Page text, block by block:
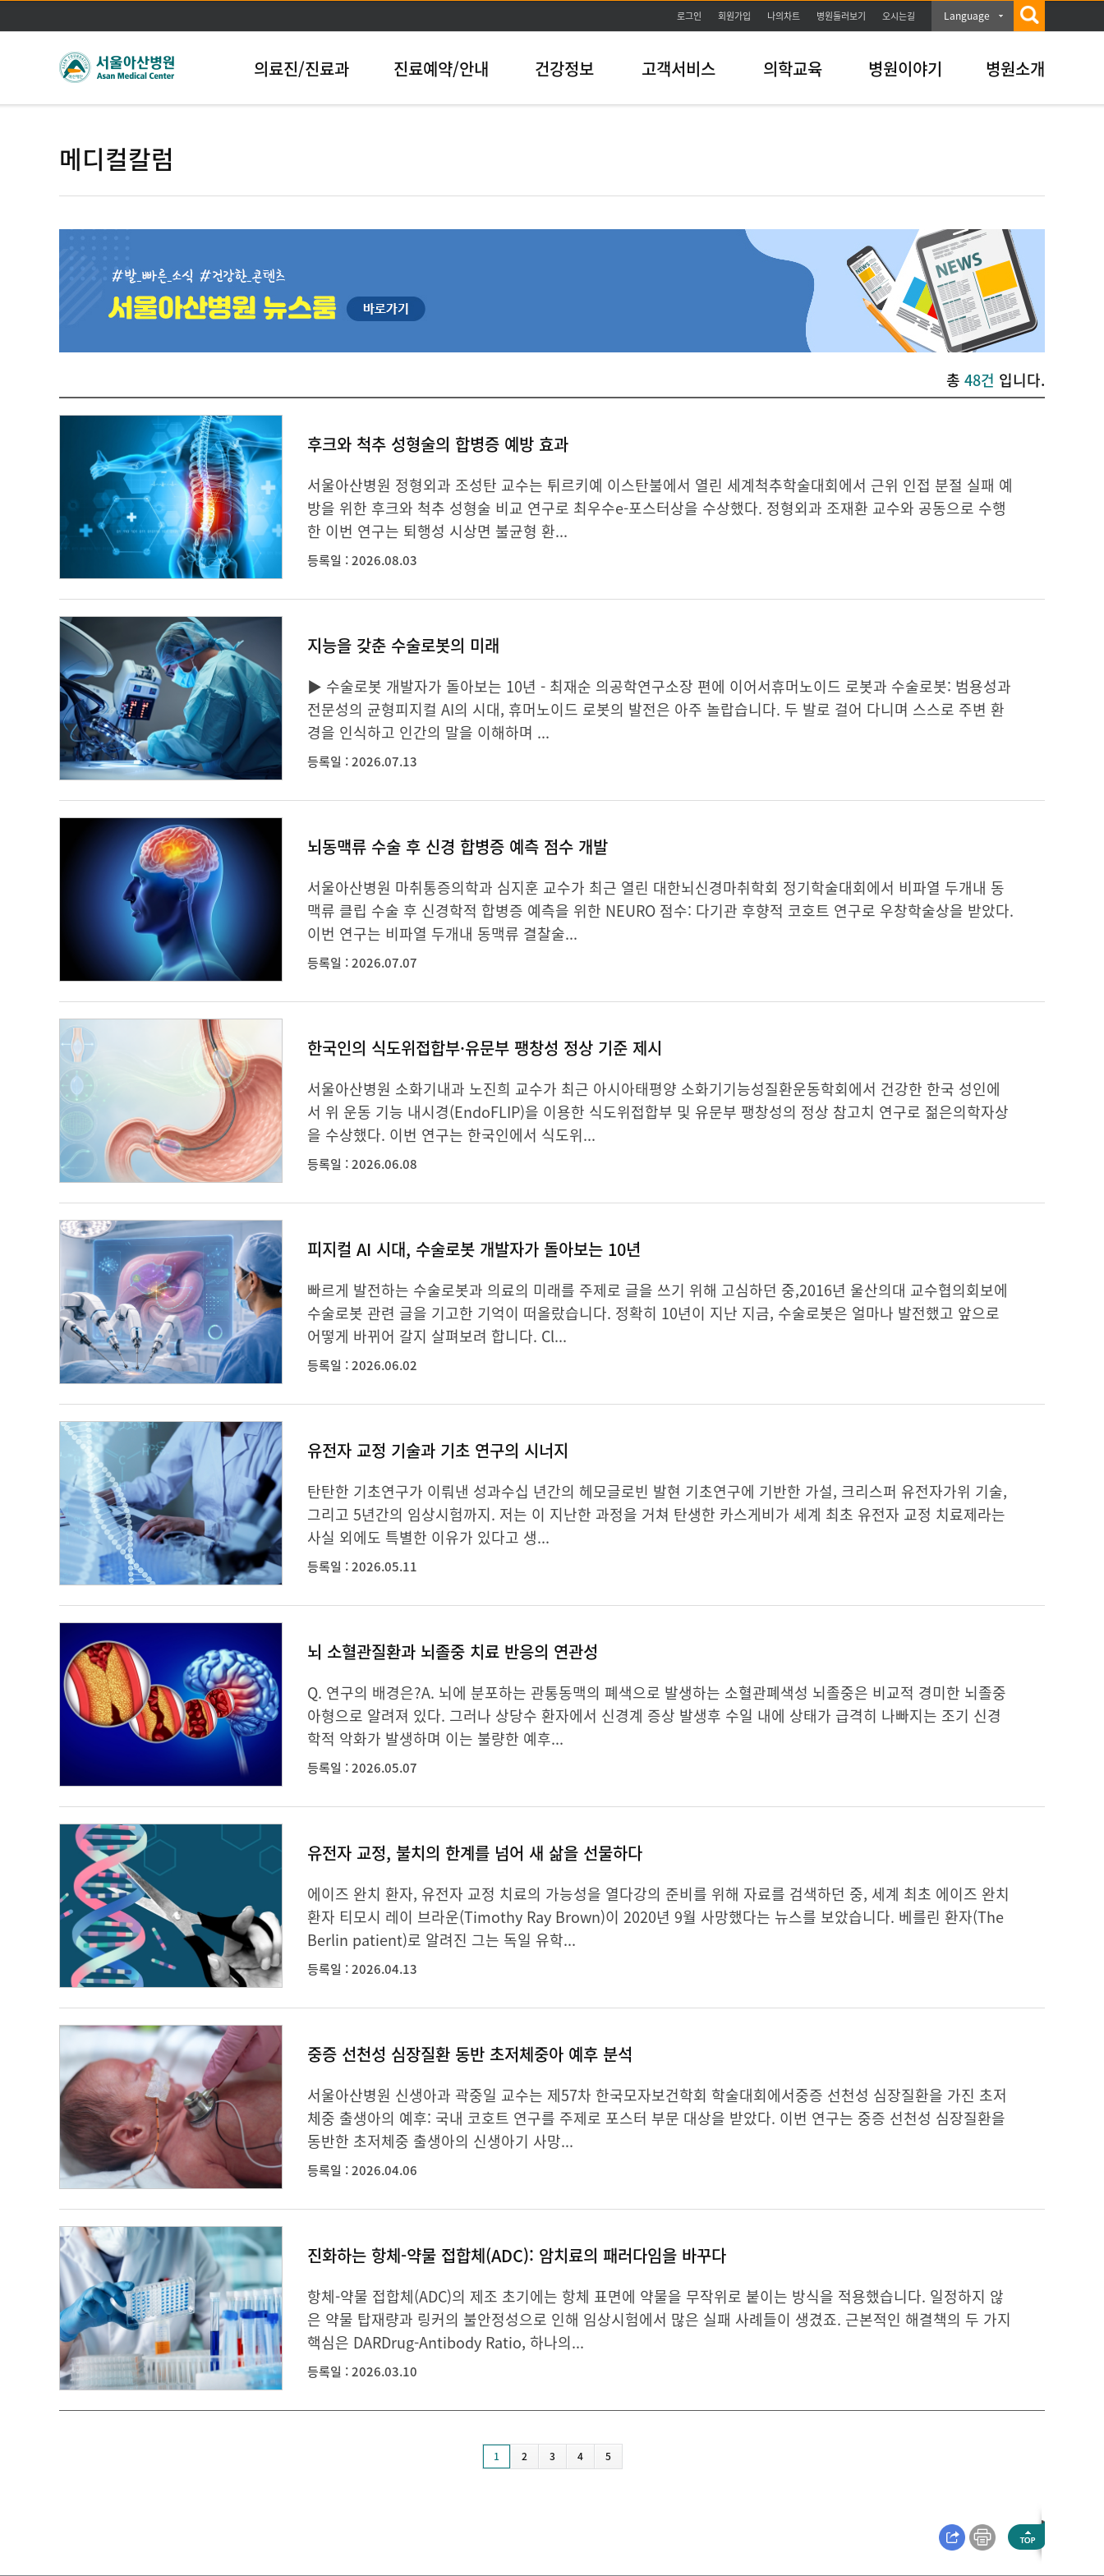
본문바로가기
로그인 회원가입 나의차트 병원둘러보기 오시는길 Language
의료진/진료과 진료예약/안내 건강정보 고객서비스 의학교육 병원이야기 병원소개
메디컬칼럼
총 48건 입니다.
후크와 척추 성형술의 합병증 예방 효과
서울아산병원 정형외과 조성탄 교수는 튀르키예 이스탄불에서 열린 세계척추학술대회에서 근위 인접 분절 실패 예
방을 위한 후크와 척추 성형술 비교 연구로 최우수e-포스터상을 수상했다. 정형외과 조재환 교수와 공동으로 수행
한 이번 연구는 퇴행성 시상면 불균형 환...
등록일 : 2026.08.03
지능을 갖춘 수술로봇의 미래
▶ 수술로봇 개발자가 돌아보는 10년 - 최재순 의공학연구소장 편에 이어서휴머노이드 로봇과 수술로봇: 범용성과
전문성의 균형피지컬 AI의 시대, 휴머노이드 로봇의 발전은 아주 놀랍습니다. 두 발로 걸어 다니며 스스로 주변 환
경을 인식하고 인간의 말을 이해하며 ...
등록일 : 2026.07.13
뇌동맥류 수술 후 신경 합병증 예측 점수 개발
서울아산병원 마취통증의학과 심지훈 교수가 최근 열린 대한뇌신경마취학회 정기학술대회에서 비파열 두개내 동
맥류 클립 수술 후 신경학적 합병증 예측을 위한 NEURO 점수: 다기관 후향적 코호트 연구로 우창학술상을 받았다.
이번 연구는 비파열 두개내 동맥류 결찰술...
등록일 : 2026.07.07
한국인의 식도위접합부·유문부 팽창성 정상 기준 제시
서울아산병원 소화기내과 노진희 교수가 최근 아시아태평양 소화기기능성질환운동학회에서 건강한 한국 성인에
서 위 운동 기능 내시경(EndoFLIP)을 이용한 식도위접합부 및 유문부 팽창성의 정상 참고치 연구로 젊은의학자상
을 수상했다. 이번 연구는 한국인에서 식도위...
등록일 : 2026.06.08
피지컬 AI 시대, 수술로봇 개발자가 돌아보는 10년
빠르게 발전하는 수술로봇과 의료의 미래를 주제로 글을 쓰기 위해 고심하던 중,2016년 울산의대 교수협의회보에
수술로봇 관련 글을 기고한 기억이 떠올랐습니다. 정확히 10년이 지난 지금, 수술로봇은 얼마나 발전했고 앞으로
어떻게 바뀌어 갈지 살펴보려 합니다. Cl...
등록일 : 2026.06.02
유전자 교정 기술과 기초 연구의 시너지
탄탄한 기초연구가 이뤄낸 성과수십 년간의 헤모글로빈 발현 기초연구에 기반한 가설, 크리스퍼 유전자가위 기술,
그리고 5년간의 임상시험까지. 저는 이 지난한 과정을 거쳐 탄생한 카스게비가 세계 최초 유전자 교정 치료제라는
사실 외에도 특별한 이유가 있다고 생...
등록일 : 2026.05.11
뇌 소혈관질환과 뇌졸중 치료 반응의 연관성
Q. 연구의 배경은?A. 뇌에 분포하는 관통동맥의 폐색으로 발생하는 소혈관폐색성 뇌졸중은 비교적 경미한 뇌졸중
아형으로 알려져 있다. 그러나 상당수 환자에서 신경계 증상 발생후 수일 내에 상태가 급격히 나빠지는 조기 신경
학적 악화가 발생하며 이는 불량한 예후...
등록일 : 2026.05.07
유전자 교정, 불치의 한계를 넘어 새 삶을 선물하다
에이즈 완치 환자, 유전자 교정 치료의 가능성을 열다강의 준비를 위해 자료를 검색하던 중, 세계 최초 에이즈 완치
환자 티모시 레이 브라운(Timothy Ray Brown)이 2020년 9월 사망했다는 뉴스를 보았습니다. 베를린 환자(The
Berlin patient)로 알려진 그는 독일 유학...
등록일 : 2026.04.13
중증 선천성 심장질환 동반 초저체중아 예후 분석
서울아산병원 신생아과 곽중일 교수는 제57차 한국모자보건학회 학술대회에서중증 선천성 심장질환을 가진 초저
체중 출생아의 예후: 국내 코호트 연구를 주제로 포스터 부문 대상을 받았다. 이번 연구는 중증 선천성 심장질환을
동반한 초저체중 출생아의 신생아기 사망...
등록일 : 2026.04.06
진화하는 항체-약물 접합체(ADC): 암치료의 패러다임을 바꾸다
항체-약물 접합체(ADC)의 제조 초기에는 항체 표면에 약물을 무작위로 붙이는 방식을 적용했습니다. 일정하지 않
은 약물 탑재량과 링커의 불안정성으로 인해 임상시험에서 많은 실패 사례들이 생겼죠. 근본적인 해결책의 두 가지
핵심은 DARDrug-Antibody Ratio, 하나의...
등록일 : 2026.03.10
1 2 3 4 5